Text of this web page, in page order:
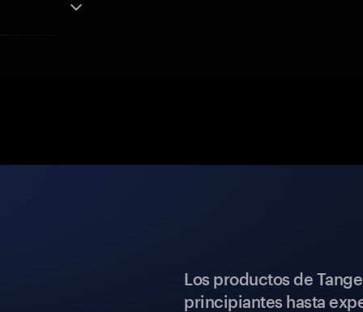
Los productos de
principiantes hasta